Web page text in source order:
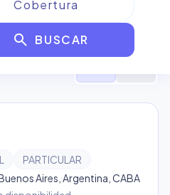
search BUSCAR
Psicología
PARTICULAR
Aires, Argentina, CABA